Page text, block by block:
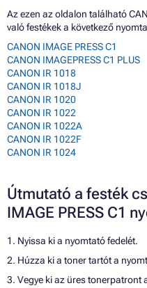
Az ezen az oldalon található
való festékek a következő
CANON IMAGE PRESS C1
CANON IMAGEPRESS C1 PLUS
CANON IR 1018
CANON IR 1018J
CANON IR 1020
CANON IR 1022
CANON IR 1022A
CANON IR 1022F
CANON IR 1024
Útmutató a festék
IMAGE PRESS C1
1. Nyissa ki a nyomtató fedelét.
2. Húzza ki a toner tartót a
3. Vegye ki az üres tonerpatront